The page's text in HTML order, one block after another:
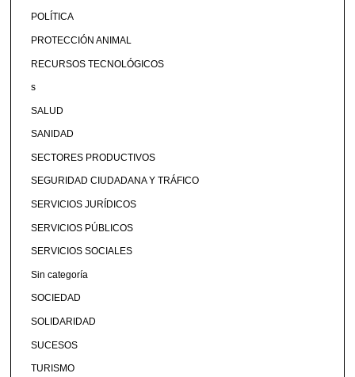
POLÍTICA
PROTECCIÓN ANIMAL
RECURSOS TECNOLÓGICOS
s
SALUD
SANIDAD
SECTORES PRODUCTIVOS
SEGURIDAD CIUDADANA Y TRÁFICO
SERVICIOS JURÍDICOS
SERVICIOS PÚBLICOS
SERVICIOS SOCIALES
Sin categoría
SOCIEDAD
SOLIDARIDAD
SUCESOS
TURISMO